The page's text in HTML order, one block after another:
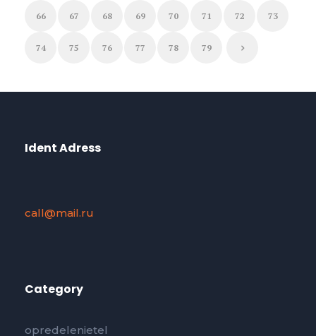
66 67 68 69 70 71 72 73
74 75 76 77 78 79
Ident Adress
call@mail.ru
Category
opredelenietel